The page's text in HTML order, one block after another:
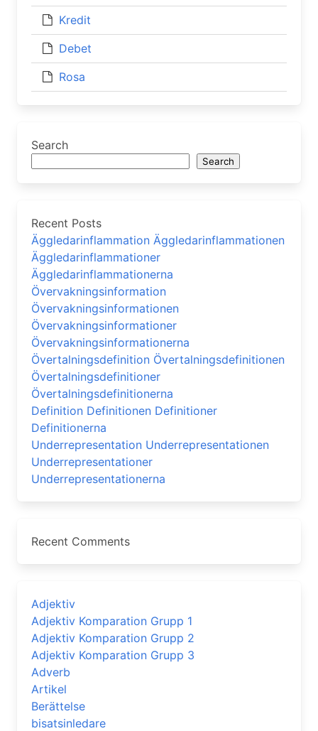
Kredit
Debet
Rosa
Search
Search
Recent Posts
Äggledarinflammation Äggledarinflammationen
Äggledarinflammationer
Äggledarinflammationerna
Övervakningsinformation
Övervakningsinformationen
Övervakningsinformationer
Övervakningsinformationerna
Övertalningsdefinition Övertalningsdefinitionen
Övertalningsdefinitioner
Övertalningsdefinitionerna
Definition Definitionen Definitioner
Definitionerna
Underrepresentation Underrepresentationen
Underrepresentationer
Underrepresentationerna
Recent Comments
Adjektiv
Adjektiv Komparation Grupp 1
Adjektiv Komparation Grupp 2
Adjektiv Komparation Grupp 3
Adverb
Artikel
Berättelse
bisatsinledare